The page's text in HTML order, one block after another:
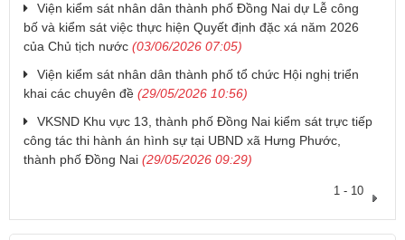
Viện kiểm sát nhân dân thành phố Đồng Nai dự Lễ công
bố và kiểm sát việc thực hiện Quyết định đặc xá năm 2026
của Chủ tịch nước (03/06/2026 07:05)
Viện kiểm sát nhân dân thành phố tổ chức Hội nghị triển
khai các chuyên đề (29/05/2026 10:56)
VKSND Khu vực 13, thành phố Đồng Nai kiểm sát trực tiếp
công tác thi hành án hình sự tại UBND xã Hưng Phước,
thành phố Đồng Nai (29/05/2026 09:29)
1 - 10